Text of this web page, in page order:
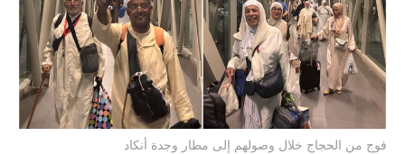
فوج من الحجاج خلال وصولهم إلى مطار وجدة أنكاد